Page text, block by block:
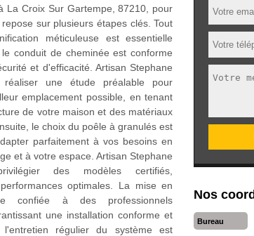
La Croix Sur Gartempe, 87210, pour
sur plusieurs étapes clés. Tout
méticuleuse est essentielle
conduit de cheminée est conforme
et d'efficacité. Artisan Stephane
réaliser une étude préalable pour
emplacement possible, en tenant
de votre maison et des matériaux
le choix du poêle à granulés est
parfaitement à vos besoins en
et à votre espace. Artisan Stephane
des modèles certifiés,
optimales. La mise en
confiée à des professionnels
une installation conforme et
l'entretien régulier du système est
Nos
Bureau